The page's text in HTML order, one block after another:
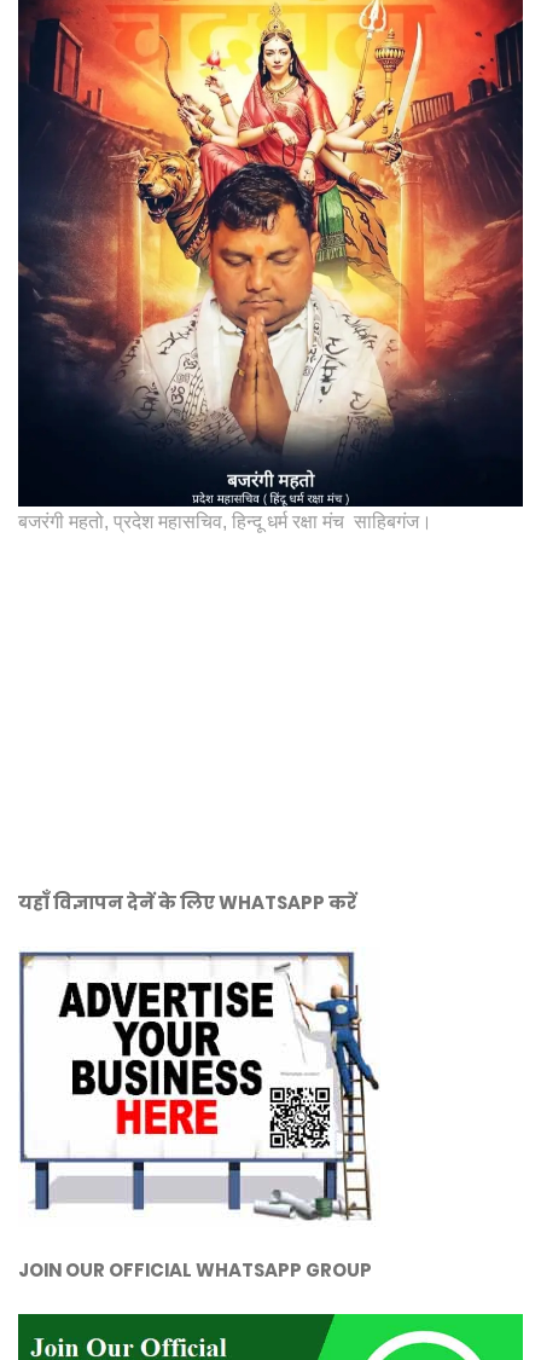
बजरंगी महतो, प्रदेश महासचिव, हिन्दू धर्म रक्षा मंच साहिबगंज।
यहाँ विज्ञापन देनें के लिए WHATSAPP करें
JOIN OUR OFFICIAL WHATSAPP GROUP